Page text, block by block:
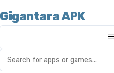
Gigantara APK